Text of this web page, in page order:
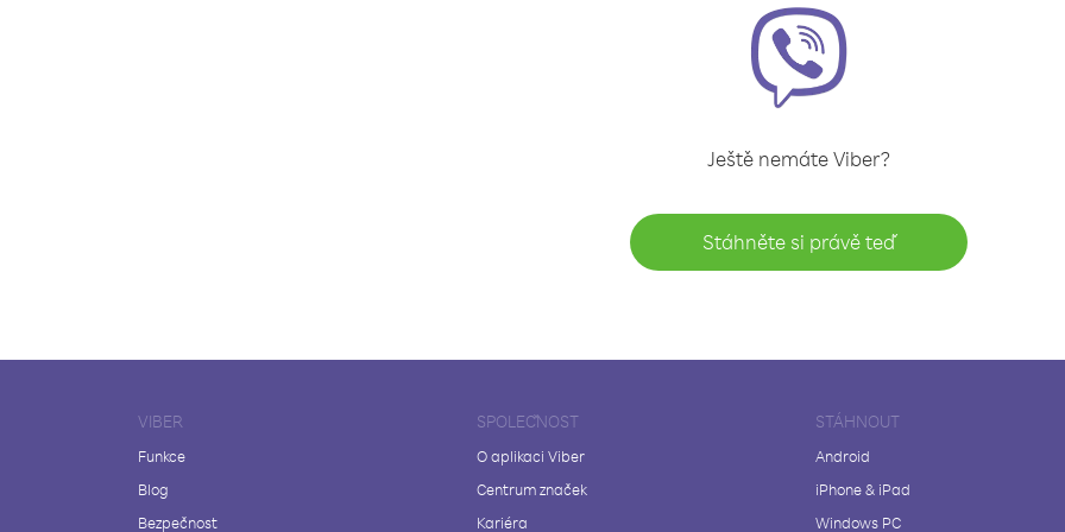
Ještě nemáte Viber?
Stáhněte si právě teď
VIBER
Funkce
Blog
Bezpečnost
SPOLEČNOST
O aplikaci Viber
Centrum značek
Kariéra
STÁHNOUT
Android
iPhone & iPad
Windows PC